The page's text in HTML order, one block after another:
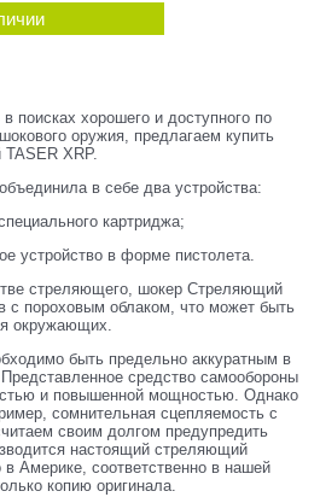
поисках хорошего и доступного по
оружия, предлагаем купить
XRP.
в себе два устройства:
картриджа;
устройство в форме пистолета.
стреляющего, шокер Стреляющий
с пороховым облаком, что может быть
окружающих.
быть предельно аккуратным в
средство самообороны
и повышенной мощностью. Однако
сомнительная сцепляемость с
своим долгом предупредить
настоящий стреляющий
в Америке, соответственно в нашей
копию оригинала.